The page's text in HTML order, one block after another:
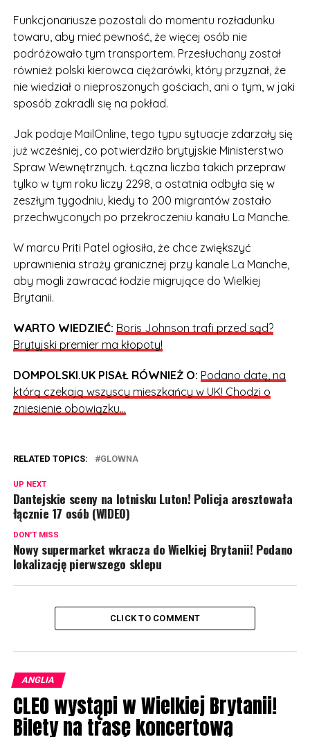
Funkcjonariusze pozostali do momentu rozładunku
towaru, aby mieć pewność, że więcej osób nie
podróżowało tym transportem. Przesłuchany został
również polski kierowca ciężarówki, który przyznał, że
nie wiedział o nieproszonych gościach, ani o tym, w jaki
sposób zakradli się na pokład.
Jak podaje MailOnline, tego typu sytuacje zdarzały się
już wcześniej, co potwierdziło brytyjskie Ministerstwo
Spraw Wewnętrznych. Łączna liczba takich przepraw
tylko w tym roku liczy 2298, a ostatnia odbyła się w
zeszłym tygodniu, kiedy to 200 migrantów zostało
przechwyconych po przekroczeniu kanału La Manche.
W marcu Priti Patel ogłosiła, że chce zwiększyć
uprawnienia straży granicznej przy kanale La Manche,
aby mogli zawracać łodzie migrujące do Wielkiej
Brytanii.
WARTO WIEDZIEĆ: Boris Johnson trafi przed sąd?
Brytyjski premier ma kłopoty!
DOMPOLSKI.UK PISAŁ RÓWNIEŻ O: Podano datę, na
którą czekają wszyscy mieszkańcy w UK! Chodzi o
zniesienie obowiązku…
RELATED TOPICS: GLOWNA
UP NEXT
Dantejskie sceny na lotnisku Luton! Policja aresztowała
łącznie 17 osób (WIDEO)
DON'T MISS
Nowy supermarket wkracza do Wielkiej Brytanii! Podano
lokalizację pierwszego sklepu
CLICK TO COMMENT
ANGLIA
CLEO wystąpi w Wielkiej Brytanii!
Bilety na trasę koncertową